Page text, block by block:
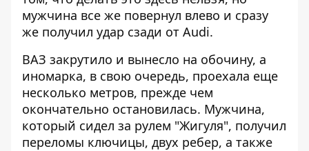
мужчина все же повернул влево и сразу
же получил удар сзади от Audi.
ВАЗ закрутило и вынесло на обочину, а
иномарка, в свою очередь, проехала еще
несколько метров, прежде чем
окончательно остановилась. Мужчина,
который сидел за рулем "Жигуля", получил
переломы ключицы, двух ребер, а также